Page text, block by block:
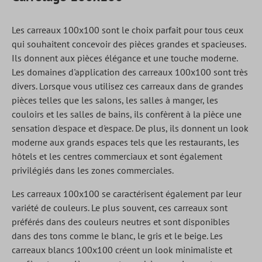
Les carreaux 100x100 sont le choix parfait pour tous ceux
qui souhaitent concevoir des pièces grandes et spacieuses.
Ils donnent aux pièces élégance et une touche moderne.
Les domaines d'application des carreaux 100x100 sont très
divers. Lorsque vous utilisez ces carreaux dans de grandes
pièces telles que les salons, les salles à manger, les
couloirs et les salles de bains, ils confèrent à la pièce une
sensation d'espace et d'espace. De plus, ils donnent un look
moderne aux grands espaces tels que les restaurants, les
hôtels et les centres commerciaux et sont également
privilégiés dans les zones commerciales.
Les carreaux 100x100 se caractérisent également par leur
variété de couleurs. Le plus souvent, ces carreaux sont
préférés dans des couleurs neutres et sont disponibles
dans des tons comme le blanc, le gris et le beige. Les
carreaux blancs 100x100 créent un look minimaliste et